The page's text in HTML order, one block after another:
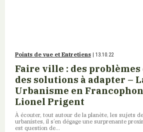
Points de vue et Entretiens | 13.10.22
Faire ville : des
des solutions à adapter –
Urbanisme en
Lionel Prigent
À écouter, tout autour de la planète, les sujets
urbanistes, il s’en dégage une surprenante
est question de…